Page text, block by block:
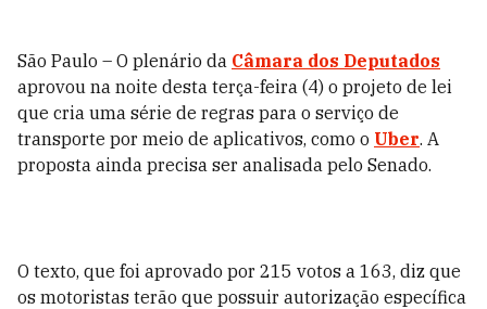
São Paulo – O plenário da Câmara dos Deputados
aprovou na noite desta terça-feira (4) o projeto de lei
que cria uma série de regras para o serviço de
transporte por meio de aplicativos, como o Uber. A
proposta ainda precisa ser analisada pelo Senado.
O texto, que foi aprovado por 215 votos a 163, diz que
os motoristas terão que possuir autorização específica